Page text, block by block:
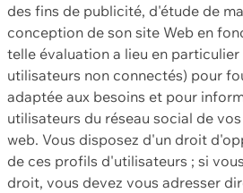
des fins de publicité, d'étude de
conception de son site Web en
telle évaluation a lieu en particulier
utilisateurs non connectés) pour
adaptée aux besoins et pour
utilisateurs du réseau social de
web. Vous disposez d'un droit
de ces profils d'utilisateurs ; si
droit, vous devez vous adresser